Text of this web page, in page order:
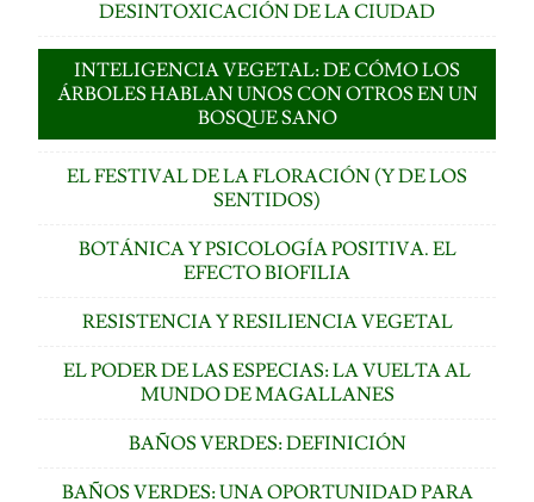
DESINTOXICACIÓN DE LA CIUDAD
INTELIGENCIA VEGETAL: DE CÓMO LOS
ÁRBOLES HABLAN UNOS CON OTROS EN UN
BOSQUE SANO
EL FESTIVAL DE LA FLORACIÓN (Y DE LOS
SENTIDOS)
BOTÁNICA Y PSICOLOGÍA POSITIVA. EL
EFECTO BIOFILIA
RESISTENCIA Y RESILIENCIA VEGETAL
EL PODER DE LAS ESPECIAS: LA VUELTA AL
MUNDO DE MAGALLANES
BAÑOS VERDES: DEFINICIÓN
BAÑOS VERDES: UNA OPORTUNIDAD PARA